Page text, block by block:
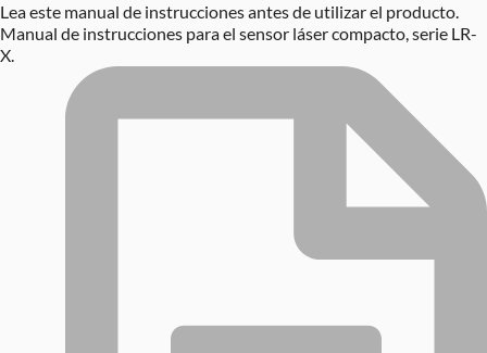
Lea este manual de instrucciones antes de utilizar el producto.
Manual de instrucciones para el sensor láser compacto, serie LR-
X.